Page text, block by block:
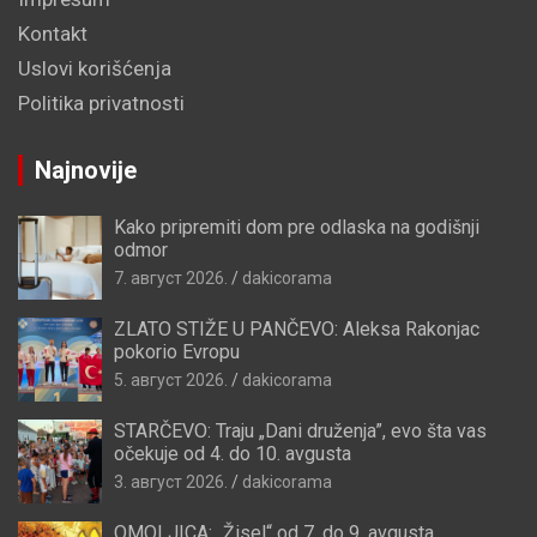
Kontakt
Uslovi korišćenja
Politika privatnosti
Najnovije
Kako pripremiti dom pre odlaska na godišnji
odmor
7. август 2026. dakicorama
ZLATO STIŽE U PANČEVO: Aleksa Rakonjac
pokorio Evropu
5. август 2026. dakicorama
STARČEVO: Traju „Dani druženja”, evo šta vas
očekuje od 4. do 10. avgusta
3. август 2026. dakicorama
OMOLJICA: „Žisel“ od 7. do 9. avgusta,